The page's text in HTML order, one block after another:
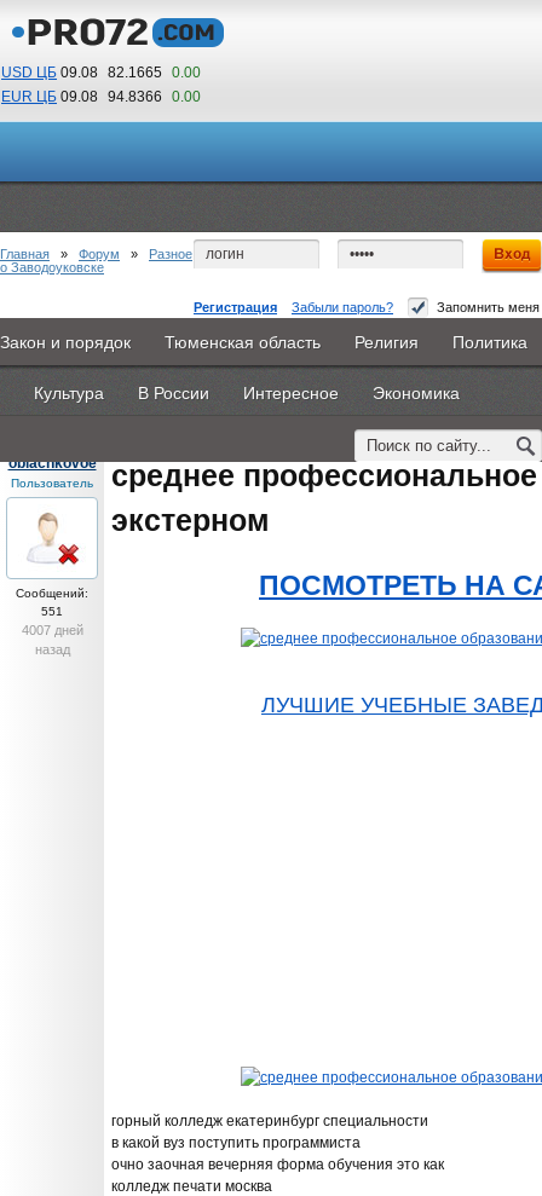
USD ЦБ 09.08 82.1665 0.00
EUR ЦБ 09.08 94.8366 0.00
04 15
По Гринвичу (GMT +5)
Регистрация Забыли пароль? Запомнить меня
Главная Новости Объявления КНИГИ ВестиNet
Каталоги 9PS Прочее
Закон и порядок Тюменская область Религия Политика
Культура В России Интересное Экономика
Главная » Форум » Разное
о Заводоуковске
среднее профессиональное образование
экстерном
oblachkovoe
Пользователь
Сообщений:
551
4007 дней
назад
среднее
экстерном
ПОСМОТРЕТЬ НА
ЛУЧШИЕ УЧЕБНЫЕ
горный колледж екатеринбург специальности
в какой вуз поступить программиста
очно заочная вечерняя форма обучения это как
колледж печати москва